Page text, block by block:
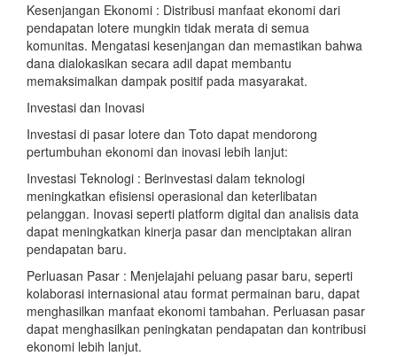
Kesenjangan Ekonomi : Distribusi manfaat ekonomi dari
pendapatan lotere mungkin tidak merata di semua
komunitas. Mengatasi kesenjangan dan memastikan bahwa
dana dialokasikan secara adil dapat membantu
memaksimalkan dampak positif pada masyarakat.
Investasi dan Inovasi
Investasi di pasar lotere dan Toto dapat mendorong
pertumbuhan ekonomi dan inovasi lebih lanjut:
Investasi Teknologi : Berinvestasi dalam teknologi
meningkatkan efisiensi operasional dan keterlibatan
pelanggan. Inovasi seperti platform digital dan analisis data
dapat meningkatkan kinerja pasar dan menciptakan aliran
pendapatan baru.
Perluasan Pasar : Menjelajahi peluang pasar baru, seperti
kolaborasi internasional atau format permainan baru, dapat
menghasilkan manfaat ekonomi tambahan. Perluasan pasar
dapat menghasilkan peningkatan pendapatan dan kontribusi
ekonomi lebih lanjut.